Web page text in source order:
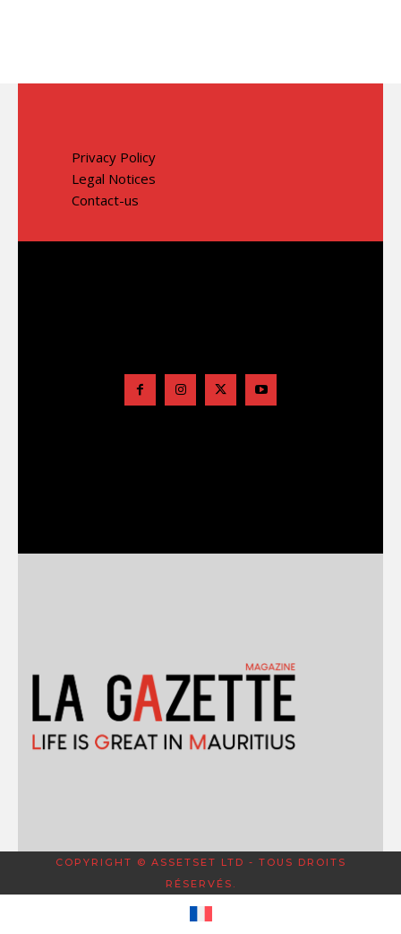
Privacy Policy
Legal Notices
Contact-us
COPYRIGHT © ASSETSET LTD - TOUS DROITS
RÉSERVÉS.